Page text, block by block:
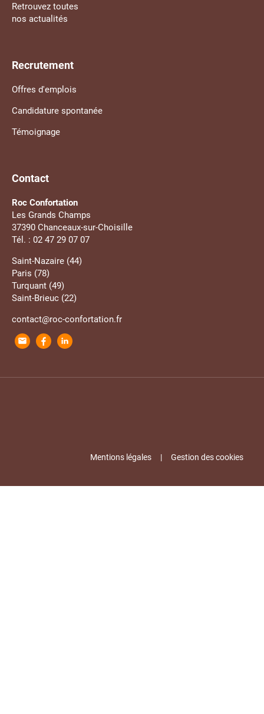
Retrouvez toutes
nos actualités
Recrutement
Offres d'emplois
Candidature spontanée
Témoignage
Contact
Roc Confortation
Les Grands Champs
37390 Chanceaux-sur-Choisille
Tél. : 02 47 29 07 07
Saint-Nazaire (44)
Paris (78)
Turquant (49)
Saint-Brieuc (22)
contact@roc-confortation.fr
Mentions légales Gestion des cookies